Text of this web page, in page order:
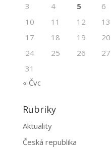
3
4 5 6
10
11 12 13
17
18 19 20
24
25 26 27
31
« Čvc
Rubriky
Aktuality
Česká republika